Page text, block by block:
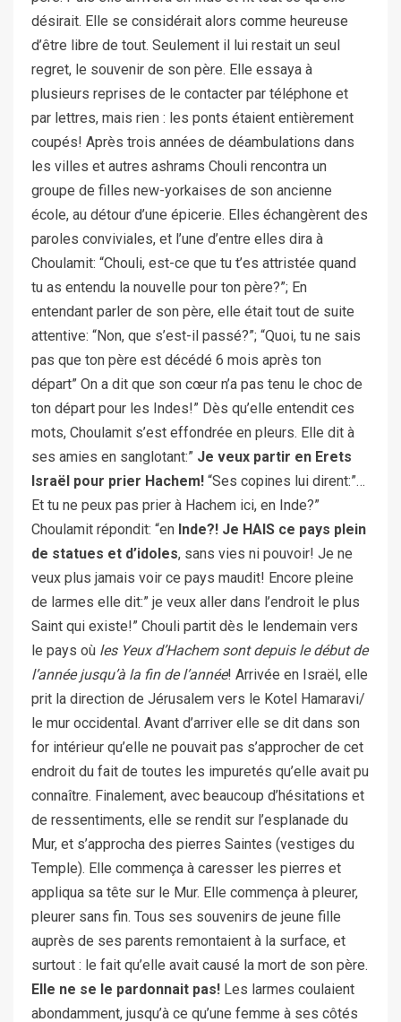
désirait. Elle se considérait alors comme heureuse
d’être libre de tout. Seulement il lui restait un seul
regret, le souvenir de son père. Elle essaya à
plusieurs reprises de le contacter par téléphone et
par lettres, mais rien : les ponts étaient entièrement
coupés! Après trois années de déambulations dans
les villes et autres ashrams Chouli rencontra un
groupe de filles new-yorkaises de son ancienne
école, au détour d’une épicerie. Elles échangèrent des
paroles conviviales, et l’une d’entre elles dira à
Choulamit: “Chouli, est-ce que tu t’es attristée quand
tu as entendu la nouvelle pour ton père?”; En
entendant parler de son père, elle était tout de suite
attentive: “Non, que s’est-il passé?”; “Quoi, tu ne sais
pas que ton père est décédé 6 mois après ton
départ” On a dit que son cœur n’a pas tenu le choc de
ton départ pour les Indes!” Dès qu’elle entendit ces
mots, Choulamit s’est effondrée en pleurs. Elle dit à
ses amies en sanglotant:” Je veux partir en Erets
Israël pour prier Hachem! “Ses copines lui dirent:”…
Et tu ne peux pas prier à Hachem ici, en Inde?”
Choulamit répondit: “en Inde?! Je HAIS ce pays plein
de statues et d’idoles, sans vies ni pouvoir! Je ne
veux plus jamais voir ce pays maudit! Encore pleine
de larmes elle dit:” je veux aller dans l’endroit le plus
Saint qui existe!” Chouli partit dès le lendemain vers
le pays où les Yeux d’Hachem sont depuis le début de
l’année jusqu’à la fin de l’année! Arrivée en Israël, elle
prit la direction de Jérusalem vers le Kotel Hamaravi/
le mur occidental. Avant d’arriver elle se dit dans son
for intérieur qu’elle ne pouvait pas s’approcher de cet
endroit du fait de toutes les impuretés qu’elle avait pu
connaître. Finalement, avec beaucoup d’hésitations et
de ressentiments, elle se rendit sur l’esplanade du
Mur, et s’approcha des pierres Saintes (vestiges du
Temple). Elle commença à caresser les pierres et
appliqua sa tête sur le Mur. Elle commença à pleurer,
pleurer sans fin. Tous ses souvenirs de jeune fille
auprès de ses parents remontaient à la surface, et
surtout : le fait qu’elle avait causé la mort de son père.
Elle ne se le pardonnait pas! Les larmes coulaient
abondamment, jusqu’à ce qu’une femme à ses côtés